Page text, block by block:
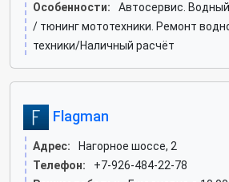
Особенности:
Автосервис.
/ тюнинг мототехники. Ремонт
техники/Наличный расчёт
Flagman
Адрес:
Нагорное шоссе, 2
Телефон:
+7-926-484-22-78